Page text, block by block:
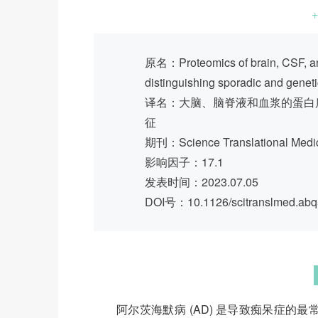
+
原名：Proteomics of brain, CSF,
distinguishing sporadic and
译名：大脑、脑脊液和血浆的蛋
征
期刊：Science Translational
影响因子：17.1
发表时间：2023.07.05
DOI号：10.1126/
阿尔茨海默病 (AD) 是导致痴呆症的最